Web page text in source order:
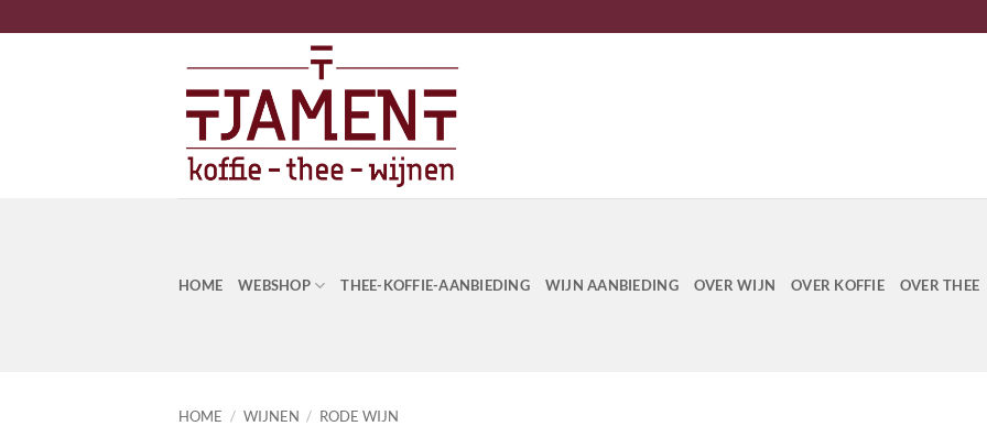
naar
HOME WEBSHOP THEE-KOFFIE-AANBIEDING WIJN AANBIEDING OVER WIJN OVER KOFFIE OVER THEE
HOME / WIJNEN / RODE WIJN